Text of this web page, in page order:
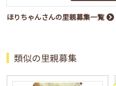
ほりちゃんさんの里親募集一覧
類似の里親募集